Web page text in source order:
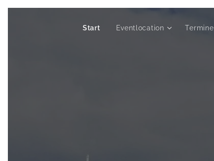
Start Eventlocation Termine